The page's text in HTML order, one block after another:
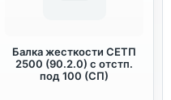
Балка жесткости СЕТП
2500 (90.2.0) с отстп.
под 100 (СП)